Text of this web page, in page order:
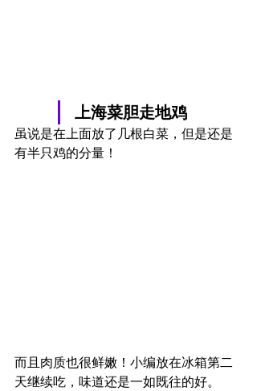
上海菜胆走地鸡
虽说是在上面放了几根白菜，但是还是
有半只鸡的分量！
而且肉质也很鲜嫩！小编放在冰箱第二
天继续吃，味道还是一如既往的好。